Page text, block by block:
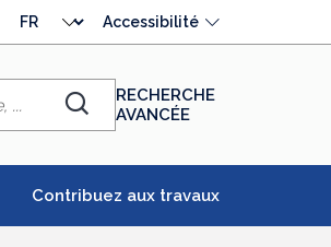
langue
Accessibilité
Chercher
RECHERCHE
AVANCÉE
Contribuez aux travaux